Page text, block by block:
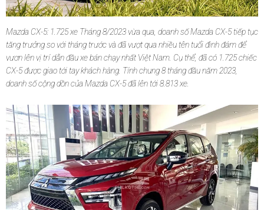
Mazda CX-5: 1.725 xe Tháng 8/2023 vừa qua, doanh số Mazda CX-5 tiếp tục
tăng trưởng so với tháng trước và đã vượt qua nhiều tên tuổi đình đám để
vươn lên vị trí dẫn đầu xe bán chạy nhất Việt Nam. Cụ thể, đã có 1.725 chiếc
CX-5 được giao tới tay khách hàng. Tính chung 8 tháng đầu năm 2023,
doanh số cộng dồn của Mazda CX-5 đã lên tới 8.813 xe.